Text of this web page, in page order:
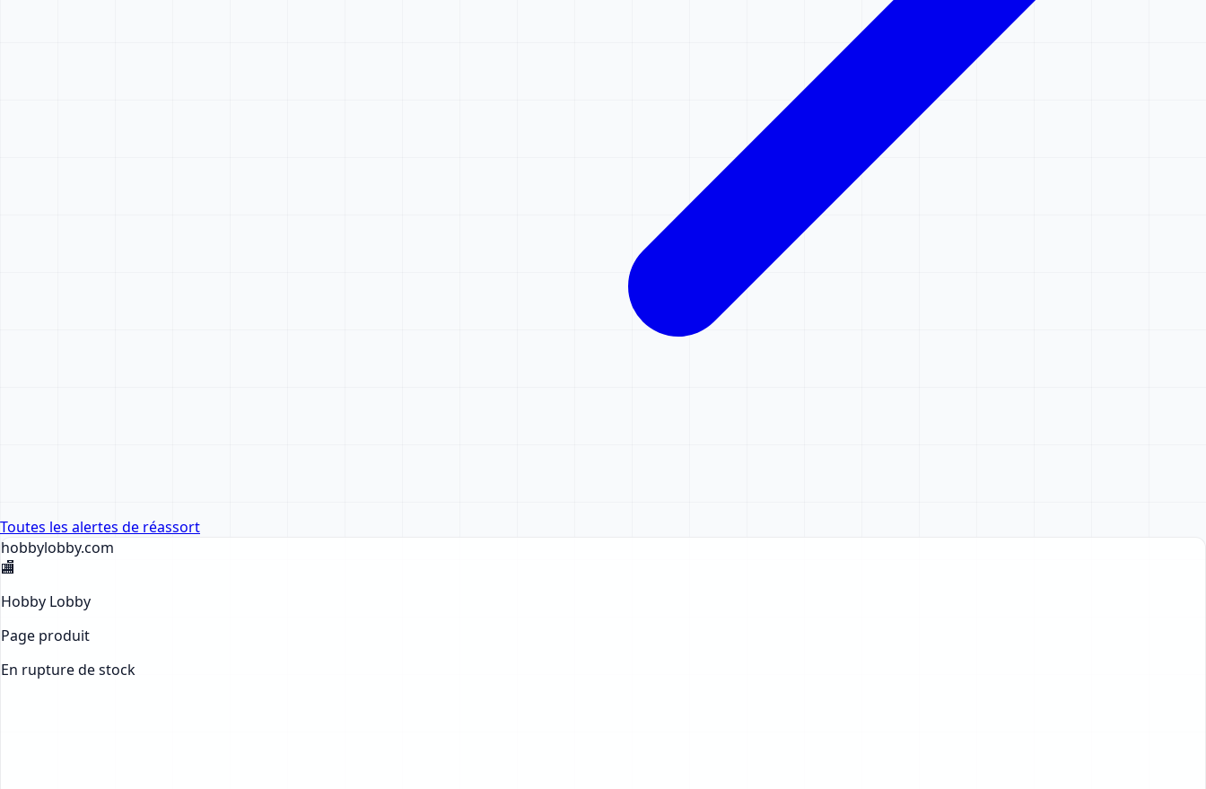
Toutes les alertes de réassort
hobbylobby.com
🏬
Hobby Lobby
Page produit
En rupture de stock